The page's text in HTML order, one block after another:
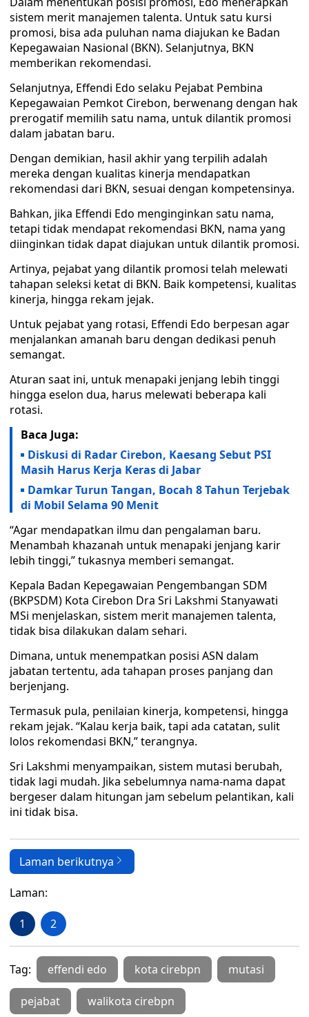
sistem merit manajemen talenta. Untuk satu kursi
promosi, bisa ada puluhan nama diajukan ke Badan
Kepegawaian Nasional (BKN). Selanjutnya, BKN
memberikan rekomendasi.
Selanjutnya, Effendi Edo selaku Pejabat Pembina
Kepegawaian Pemkot Cirebon, berwenang dengan hak
prerogatif memilih satu nama, untuk dilantik promosi
dalam jabatan baru.
Dengan demikian, hasil akhir yang terpilih adalah
mereka dengan kualitas kinerja mendapatkan
rekomendasi dari BKN, sesuai dengan kompetensinya.
Bahkan, jika Effendi Edo menginginkan satu nama,
tetapi tidak mendapat rekomendasi BKN, nama yang
diinginkan tidak dapat diajukan untuk dilantik promosi.
Artinya, pejabat yang dilantik promosi telah melewati
tahapan seleksi ketat di BKN. Baik kompetensi, kualitas
kinerja, hingga rekam jejak.
Untuk pejabat yang rotasi, Effendi Edo berpesan agar
menjalankan amanah baru dengan dedikasi penuh
semangat.
Aturan saat ini, untuk menapaki jenjang lebih tinggi
hingga eselon dua, harus melewati beberapa kali
rotasi.
Baca Juga:
Diskusi di Radar Cirebon, Kaesang Sebut PSI
Masih Harus Kerja Keras di Jabar
Damkar Turun Tangan, Bocah 8 Tahun Terjebak
di Mobil Selama 90 Menit
“Agar mendapatkan ilmu dan pengalaman baru.
Menambah khazanah untuk menapaki jenjang karir
lebih tinggi,” tukasnya memberi semangat.
Kepala Badan Kepegawaian Pengembangan SDM
(BKPSDM) Kota Cirebon Dra Sri Lakshmi Stanyawati
MSi menjelaskan, sistem merit manajemen talenta,
tidak bisa dilakukan dalam sehari.
Dimana, untuk menempatkan posisi ASN dalam
jabatan tertentu, ada tahapan proses panjang dan
berjenjang.
Termasuk pula, penilaian kinerja, kompetensi, hingga
rekam jejak. “Kalau kerja baik, tapi ada catatan, sulit
lolos rekomendasi BKN,” terangnya.
Sri Lakshmi menyampaikan, sistem mutasi berubah,
tidak lagi mudah. Jika sebelumnya nama-nama dapat
bergeser dalam hitungan jam sebelum pelantikan, kali
ini tidak bisa.
Laman berikutnya
Laman:
1 2
Tag: effendi edo kota cirebpn mutasi
pejabat walikota cirebpn